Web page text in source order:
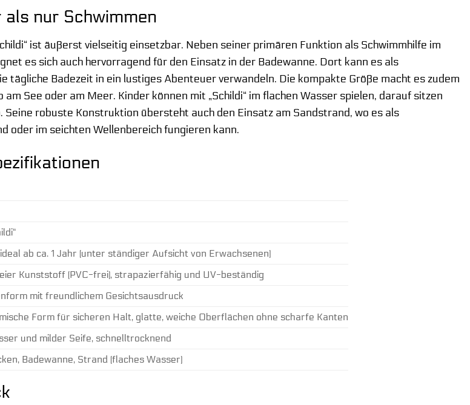
nur Schwimmen
ist äußerst vielseitig einsetzbar. Neben seiner primären Funktion als Schwimmhilfe im
es sich auch hervorragend für den Einsatz in der Badewanne. Dort kann es als
tägliche Badezeit in ein lustiges Abenteuer verwandeln. Die kompakte Größe macht es zudem
See oder am Meer. Kinder können mit „Schildi“ im flachen Wasser spielen, darauf sitzen
Seine robuste Konstruktion übersteht auch den Einsatz am Sandstrand, wo es als
oder im seichten Wellenbereich fungieren kann.
ab ca. 1 Jahr (unter ständiger Aufsicht von Erwachsenen)
Kunststoff (PVC-frei), strapazierfähig und UV-beständig
mit freundlichem Gesichtsausdruck
Form für sicheren Halt, glatte, weiche Oberflächen ohne scharfe Kanten
und milder Seife, schnelltrocknend
Badewanne, Strand (flaches Wasser)